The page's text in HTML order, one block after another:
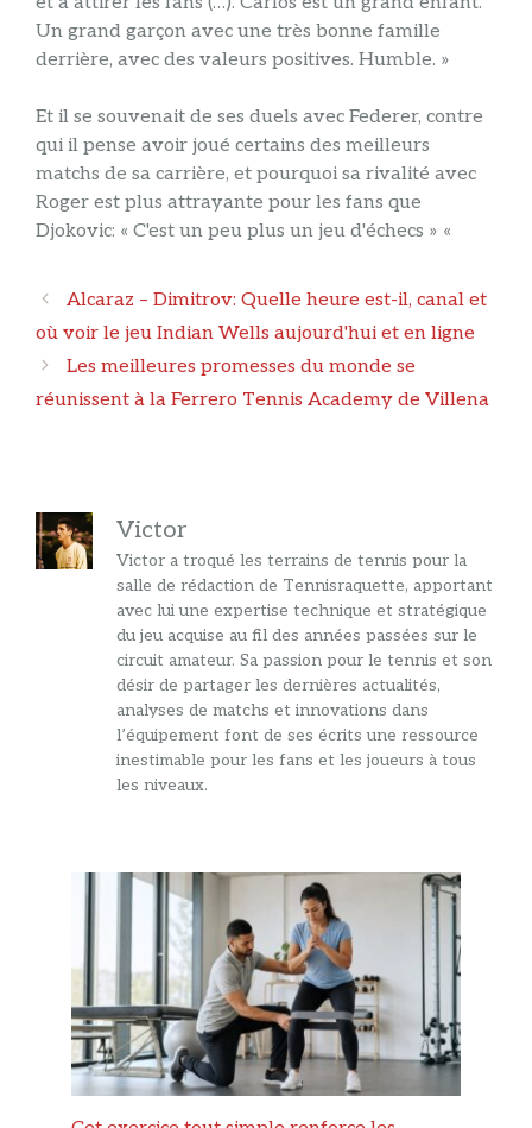
Un grand garçon avec une très bonne famille
derrière, avec des valeurs positives. Humble. »
Et il se souvenait de ses duels avec Federer, contre
qui il pense avoir joué certains des meilleurs
matchs de sa carrière, et pourquoi sa rivalité avec
Roger est plus attrayante pour les fans que
Djokovic: « C'est un peu plus un jeu d'échecs » «
Navigation
des
Alcaraz – Dimitrov: Quelle heure est-il, canal et
où voir le jeu Indian Wells aujourd'hui et en ligne
Les meilleures promesses du monde se
réunissent à la Ferrero Tennis Academy de Villena
Victor
Victor a troqué les terrains de tennis pour la
salle de rédaction de Tennisraquette, apportant
avec lui une expertise technique et stratégique
du jeu acquise au fil des années passées sur le
circuit amateur. Sa passion pour le tennis et son
désir de partager les dernières actualités,
analyses de matchs et innovations dans
l’équipement font de ses écrits une ressource
inestimable pour les fans et les joueurs à tous
les niveaux.